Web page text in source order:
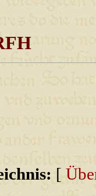
[